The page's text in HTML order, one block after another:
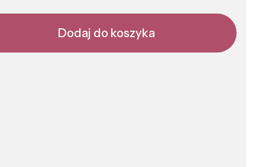
Dodaj do koszyka